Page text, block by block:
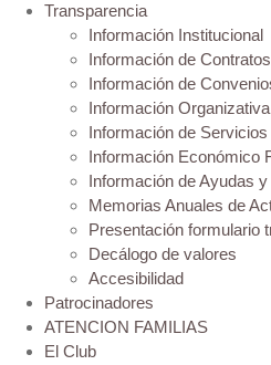
Transparencia
Información Institucional
Información de Contratos
Información de
Información Organizativa
Información de
Información Económico
Información de Ayudas
Memorias Anuales de
Presentación formulario
Decálogo de valores
Accesibilidad
Patrocinadores
ATENCION FAMILIAS
El Club